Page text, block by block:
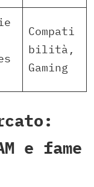
Compati
bilità,
Gaming
e fame